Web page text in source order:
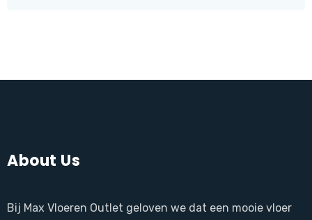
About Us
Bij Max Vloeren Outlet geloven we dat een mooie vloer